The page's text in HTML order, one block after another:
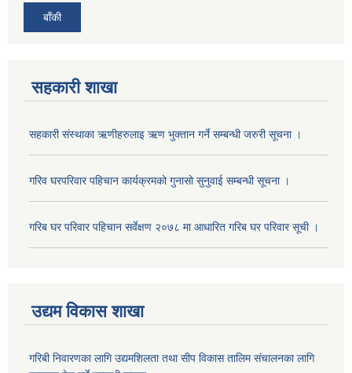
बाँकी
सहकारी शाखा
सहकारी संस्थाका ऋणीहरुलाइ ऋण भुक्तान गर्ने सम्बन्धी जरुरी सूचना ।
गरिव घरपरिवार पहिचान कार्यक्रमको गुनासो सुनुवाई सम्बन्धी सूचना ।
गरिब घर परिवार पहिचान सर्वेक्षण २०७८ मा आधारित गरिब घर परिवार सूची ।
उद्यम विकास शाखा
गरिबी निवारणका लागि उद्यमशिलता तथा सीप विकास तालिम संचालनका लागि